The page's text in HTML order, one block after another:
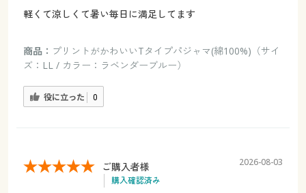
軽くて涼しくて暑い毎日に満足してます
商品： プリントがかわいいTタイプパジャマ(綿100%)（サイ
ズ：LL / カラー：ラベンダーブルー）
役に立った 0
ご購入者様
購入確認済み
2026-08-03